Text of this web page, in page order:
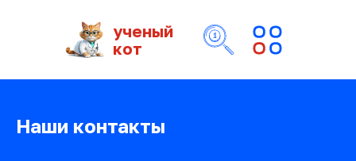
ученый
кот
Наши контакты